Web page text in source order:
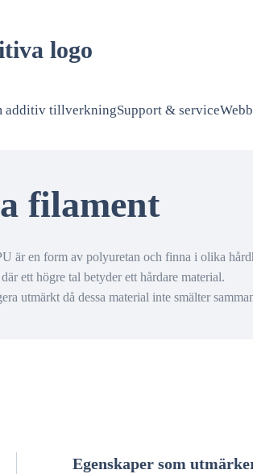
additiv tillverkningSupport & service
filament
är en form av polyuretan och finna i olika
ett högre tal betyder ett hårdare material.
utmärkt då dessa material inte smälter
Egenskaper som